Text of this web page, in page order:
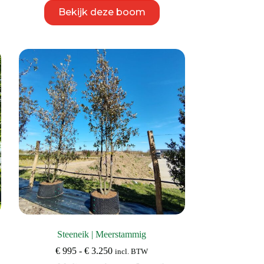
Bekijk deze boom
product
heeft
Deze
optie
kan
gekozen
worden
op
de
productpagina
Steeneik | Meerstammig
€ 995 - € 3.250Prijsklasse:
incl. BTW